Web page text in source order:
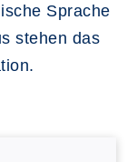
Sprache
stehen das